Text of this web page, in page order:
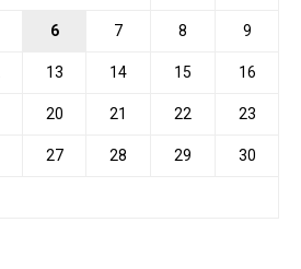
6 7 8 9
13 14 15 16
20 21 22 23
27 28 29 30